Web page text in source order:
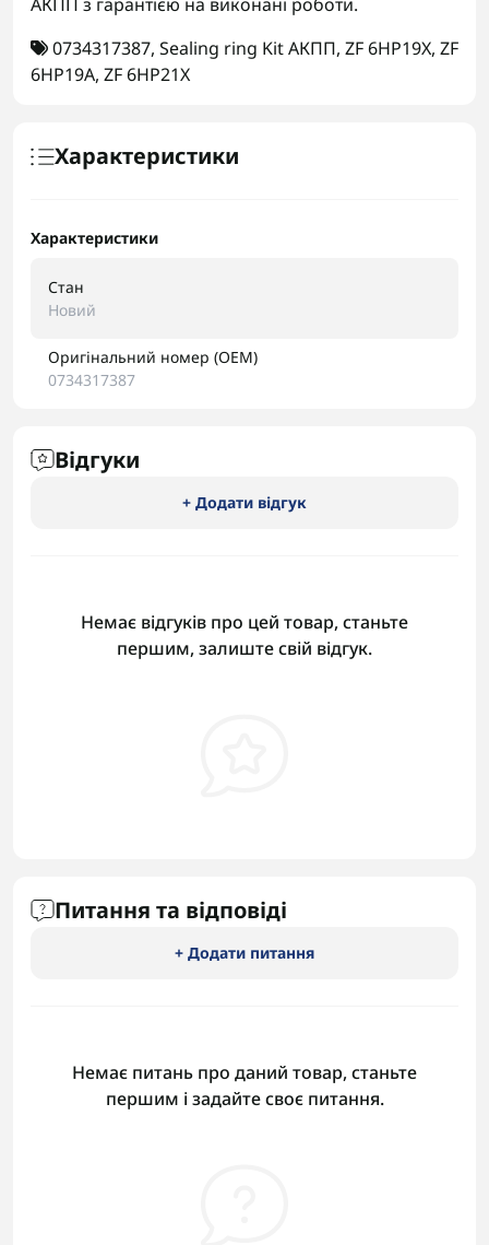
0734317387, Sealing ring Kit АКПП, ZF 6HP19X, ZF
6HP19A, ZF 6HP21X
Характеристики
Характеристики
Стан
Новий
Оригінальний номер (OEM)
0734317387
Відгуки
+ Додати відгук
Немає відгуків про цей товар, станьте
першим, залиште свій відгук.
Питання та відповіді
+ Додати питання
Немає питань про даний товар, станьте
першим і задайте своє питання.